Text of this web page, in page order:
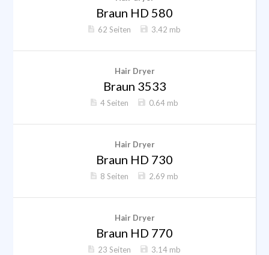
Braun HD 580
62 Seiten 3.42 mb
Hair Dryer
Braun 3533
4 Seiten 0.64 mb
Hair Dryer
Braun HD 730
8 Seiten 2.69 mb
Hair Dryer
Braun HD 770
23 Seiten 3.14 mb